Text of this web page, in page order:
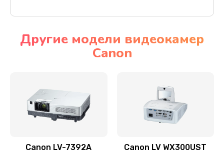
Замена дисплея
Замена кнопки
Заказать
Другие модели видеокамер
Canon
Canon LV-7392A Canon LV WX300UST